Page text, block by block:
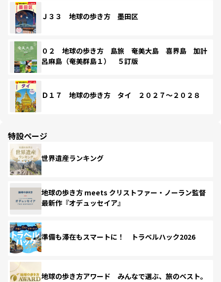
Ｊ３３ 地球の歩き方 墨田区
０２ 地球の歩き方 島旅 奄美大島 喜界島 加計
呂麻島（奄美群島１） ５訂版
Ｄ１７ 地球の歩き方 タイ ２０２７～２０２８
特設ページ
世界遺産ランキング
地球の歩き方 meets クリストファー・ノーラン監督
最新作『オデュッセイア』
準備も滞在もスマートに！ トラベルハック2026
地球の歩き方アワード みんなで選ぶ、旅のベスト。